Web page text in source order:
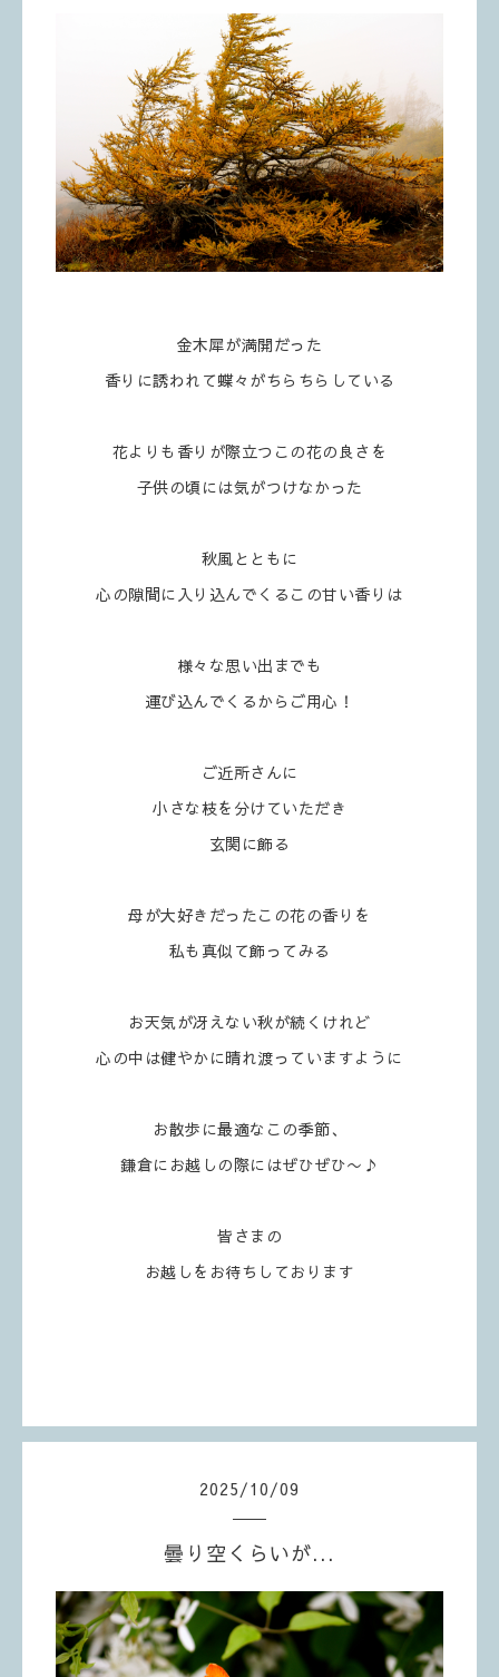
金木犀が満開だった
香りに誘われて蝶々がちらちらしている
花よりも香りが際立つこの花の良さを
子供の頃には気がつけなかった
秋風とともに
心の隙間に入り込んでくるこの甘い香りは
様々な思い出までも
運び込んでくるからご用心！
ご近所さんに
小さな枝を分けていただき
玄関に飾る
母が大好きだったこの花の香りを
私も真似て飾ってみる
お天気が冴えない秋が続くけれど
心の中は健やかに晴れ渡っていますように
お散歩に最適なこの季節、
鎌倉にお越しの際にはぜひぜひ〜♪
皆さまの
お越しをお待ちしております
2025/10/09
曇り空くらいが...